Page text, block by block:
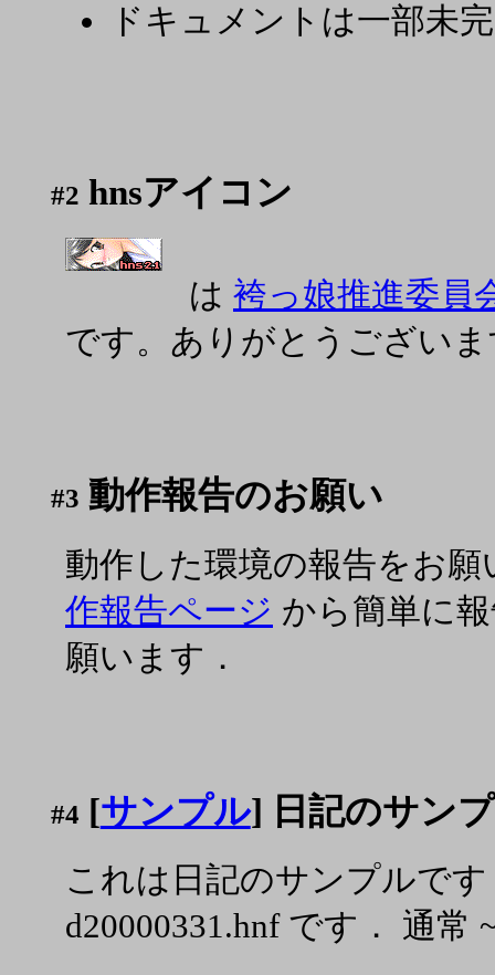
ドキュメントは一部未
#2 hnsアイコン
は 袴っ娘推進委員
です。ありがとうござい
#3 動作報告のお願い
動作した環境の報告をお
作報告ページ から簡単に
願います．
#4 [サンプル] 日記のサン
これは日記のサンプルで
d20000331.hnf です． 通常